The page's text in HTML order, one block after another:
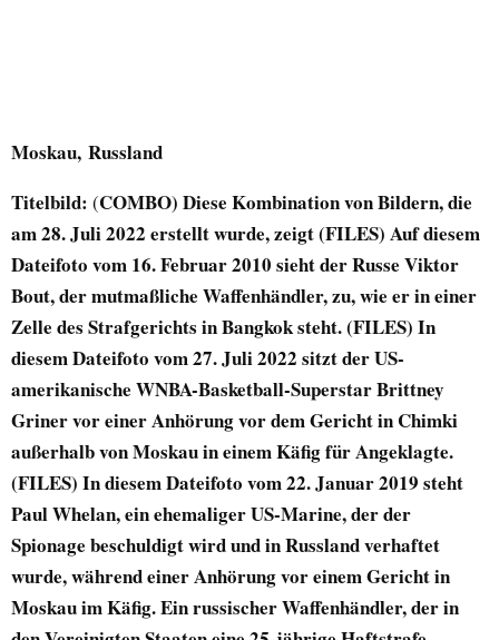
Moskau, Russland
Titelbild: (COMBO) Diese Kombination von Bildern, die
am 28. Juli 2022 erstellt wurde, zeigt (FILES) Auf diesem
Dateifoto vom 16. Februar 2010 sieht der Russe Viktor
Bout, der mutmaßliche Waffenhändler, zu, wie er in einer
Zelle des Strafgerichts in Bangkok steht. (FILES) In
diesem Dateifoto vom 27. Juli 2022 sitzt der US-
amerikanische WNBA-Basketball-Superstar Brittney
Griner vor einer Anhörung vor dem Gericht in Chimki
außerhalb von Moskau in einem Käfig für Angeklagte.
(FILES) In diesem Dateifoto vom 22. Januar 2019 steht
Paul Whelan, ein ehemaliger US-Marine, der der
Spionage beschuldigt wird und in Russland verhaftet
wurde, während einer Anhörung vor einem Gericht in
Moskau im Käfig. Ein russischer Waffenhändler, der in